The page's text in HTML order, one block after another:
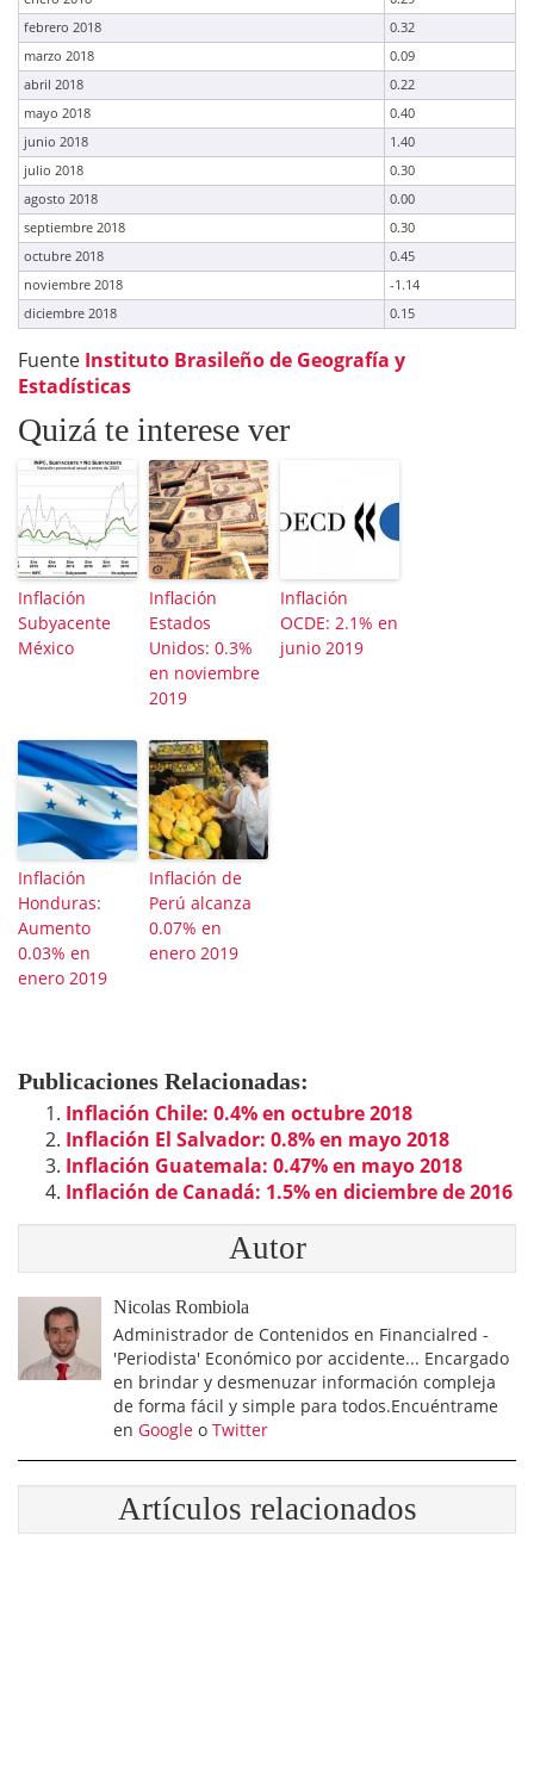
febrero 2018
0.32
marzo 2018
0.09
abril 2018
0.22
mayo 2018
0.40
junio 2018
1.40
julio 2018
0.30
agosto 2018
0.00
septiembre 2018
0.30
octubre 2018
0.45
noviembre 2018
-1.14
diciembre 2018
0.15
Fuente Instituto Brasileño de Geografía y
Estadísticas
Quizá te interese ver
Inflación
Subyacente
México
Inflación
Estados
Unidos: 0.3%
en noviembre
2019
Inflación
OCDE: 2.1% en
junio 2019
Inflación
Honduras:
Aumento
0.03% en
enero 2019
Inflación de
Perú alcanza
0.07% en
enero 2019
Publicaciones Relacionadas:
Inflación Chile: 0.4% en octubre 2018
Inflación El Salvador: 0.8% en mayo 2018
Inflación Guatemala: 0.47% en mayo 2018
Inflación de Canadá: 1.5% en diciembre de 2016
Autor
Nicolas Rombiola
Administrador de Contenidos en Financialred -
'Periodista' Económico por accidente... Encargado
en brindar y desmenuzar información compleja
de forma fácil y simple para todos.Encuéntrame
en Google o Twitter
Artículos relacionados